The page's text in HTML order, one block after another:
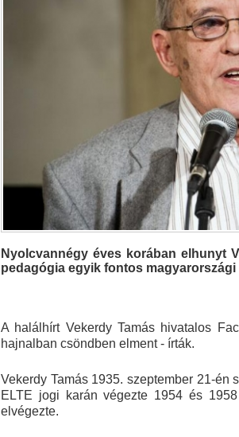
Nyolcvannégy éves korában elhunyt
pedagógia egyik fontos
A halálhírt Vekerdy Tamás hivatalos
hajnalban csöndben elment - írták.
Vekerdy Tamás 1935. szeptember 21-én
ELTE jogi karán végezte 1954 és
elvégezte.